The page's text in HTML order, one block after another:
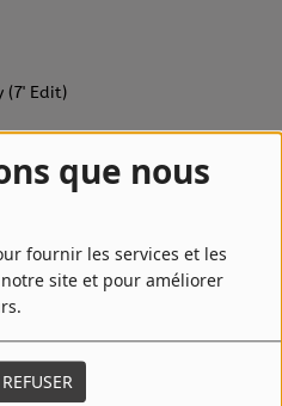
que nous
fournir les services et les
site et pour améliorer
(7' Edit)
(Underground Soulution